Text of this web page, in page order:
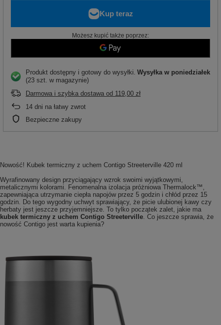
Możesz kupić także poprzez:
Produkt dostępny i gotowy do wysyłki Wysyłka w poniedziałek
(23 szt. w magazynie)
Darmowa i szybka dostawa od 119,00 zł
14 dni na łatwy zwrot
Bezpieczne zakupy
Nowość! Kubek termiczny z uchem Contigo Streeterville 420 ml
Wyrafinowany design przyciągający wzrok swoimi wyjątkowymi,
metalicznymi kolorami. Fenomenalna izolacja próżniowa Thermalock™,
zapewniająca utrzymanie ciepła napojów przez 5 godzin i chłód przez 15
godzin. Do tego wygodny uchwyt sprawiający, że picie ulubionej kawy czy
herbaty jest jeszcze przyjemniejsze. To tylko początek zalet, jakie ma
kubek termiczny z uchem Contigo Streeterville. Co jeszcze sprawia, że
nowość Contigo jest warta kupienia?